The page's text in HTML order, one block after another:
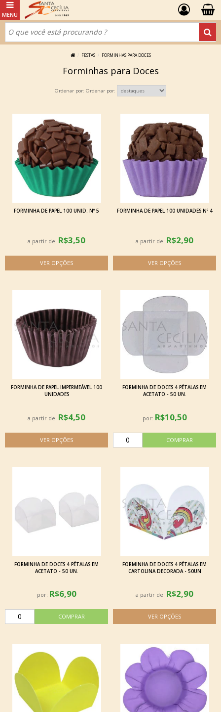
FESTAS FORMINHAS PARA DOCES
Forminhas para Doces
Ordenar por:
FORMINHA DE PAPEL 100 UNID. Nº 5
a partir de: R$3,50
FORMINHA DE PAPEL 100 UNIDADES Nº 4
a partir de: R$2,90
FORMINHA DE PAPEL IMPERMEÁVEL 100
UNIDADES
a partir de: R$4,50
FORMINHA DE DOCES 4 PÉTALAS EM
ACETATO - 50 UN.
por: R$10,50
FORMINHA DE DOCES 4 PÉTALAS EM
ACETATO - 50 UN.
por: R$6,90
FORMINHA DE DOCES 4 PÉTALAS EM
CARTOLINA DECORADA - 50UN
a partir de: R$2,90